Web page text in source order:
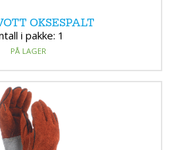
OKSESPALT
i pakke: 1
PÅ LAGER